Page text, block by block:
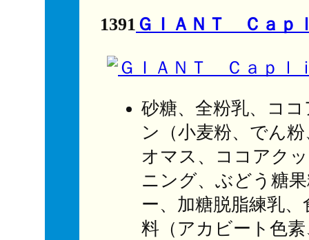
1391 ＧＩＡＮＴ Ｃａｐ
砂糖、全粉乳、コ
ン（小麦粉、でん
オマス、ココアク
ニング、ぶどう糖
ー、加糖脱脂練乳
料（アカビート色